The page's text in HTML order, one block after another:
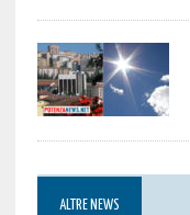
ALTRE NEWS